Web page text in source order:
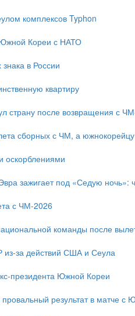
комплексов Typhon
Южной Кореи с НАТО
в России
квартиру
страну после возвращения с
сборных с ЧМ, а
оскорблениями
зажигает под «Седую ночь»:
с ЧМ-2026
команды после
из-за действий США и Сеула
президента Южной Кореи
результат в матче с